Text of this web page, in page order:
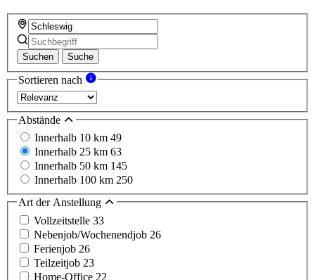
Suchen Suche
Sortieren nach
Abstände
Innerhalb 10 km 49
Innerhalb 25 km 63
Innerhalb 50 km 145
Innerhalb 100 km 250
Art der Anstellung
Vollzeitstelle 33
Nebenjob/Wochenendjob 26
Ferienjob 26
Teilzeitjob 23
Home-Office 22